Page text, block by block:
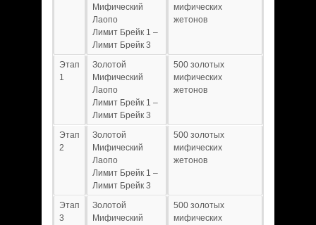
Мифический
Лаопо
Лимит Брейк 1 –
Лимит Брейк 3
мифических
жетонов
Этап
1
Золотой
Мифический
Лаопо
Лимит Брейк 1 –
Лимит Брейк 3
500 золотых
мифических
жетонов
Этап
2
Золотой
Мифический
Лаопо
Лимит Брейк 1 –
Лимит Брейк 3
500 золотых
мифических
жетонов
Этап
3
Золотой
Мифический
500 золотых
мифических